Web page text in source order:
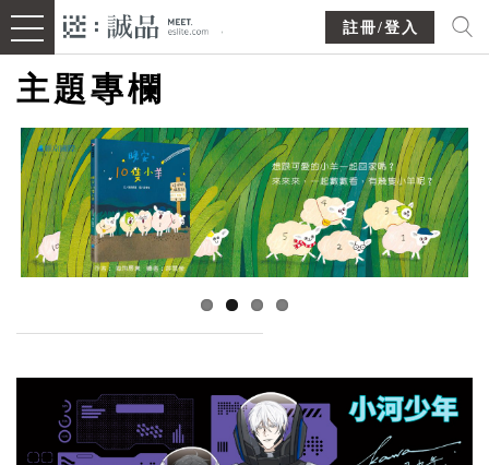
註冊/登入
主題專欄